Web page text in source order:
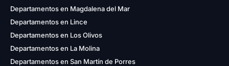
Departamentos en Magdalena del Mar
Departamentos en Lince
Departamentos en Los Olivos
Departamentos en La Molina
Departamentos en San Martín de Porres